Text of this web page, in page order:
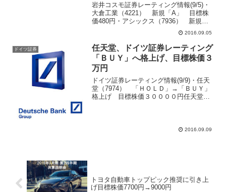
岩井コスモ証券レーティング情報(9/5)・
大倉工業（4221） 新規「A」 目標株
価480円・アシックス（7936） 新規
「B+」 目標株価2250円・ダブルスコー
プ（6619） 「B+」→「A」格上げ 目
標株価3575円→3000円・村田...
2016.09.05
ドイツ証券
任天堂、ドイツ証券レーティング
「ＢＵＹ」へ格上げ、目標株価３
万円
ドイツ証券レーティング情報(9/9)・任天
堂（7974） 「ＨＯＬＤ」→「ＢＵＹ」
格上げ 目標株価３００００円任天堂
2016.09.09
トヨタ自動車トップピック推奨に引き上
げ目標株価7700円→9000円